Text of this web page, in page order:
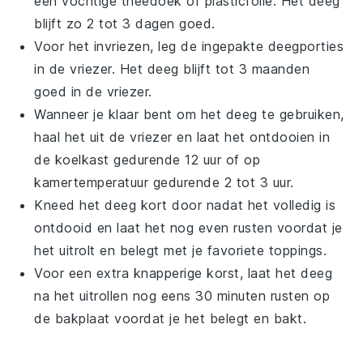
blijft zo 2 tot 3 dagen goed.
Voor het invriezen, leg de ingepakte deegporties
in de vriezer. Het deeg blijft tot 3 maanden
goed in de vriezer.
Wanneer je klaar bent om het deeg te gebruiken,
haal het uit de vriezer en laat het ontdooien in
de koelkast gedurende 12 uur of op
kamertemperatuur gedurende 2 tot 3 uur.
Kneed het deeg kort door nadat het volledig is
ontdooid en laat het nog even rusten voordat je
het uitrolt en belegt met je favoriete toppings.
Voor een extra knapperige korst, laat het deeg
na het uitrollen nog eens 30 minuten rusten op
de bakplaat voordat je het belegt en bakt.